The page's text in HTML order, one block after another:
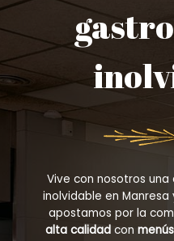
Vive con nosotros
inolvidable en Manresa
apostamos por la
alta calidad con